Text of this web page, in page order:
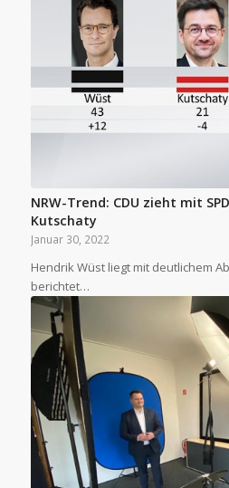
NRW-Trend: CDU zieht mit
Kutschaty
Januar 30, 2022
berichtet…